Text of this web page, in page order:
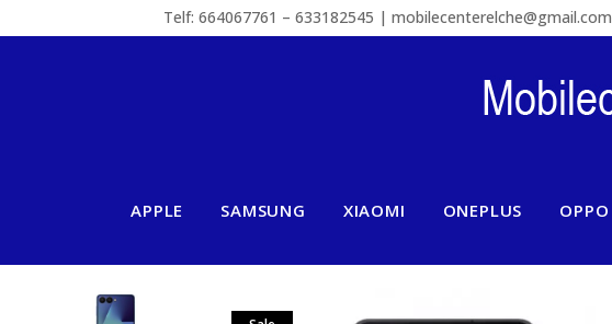
Telf: 664067761 – 633182545 | mobilecenterelche@gmail.com
APPLE SAMSUNG XIAOMI ONEPLUS OPPO